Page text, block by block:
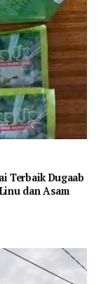
Terbaik Dugaab
dan Asam